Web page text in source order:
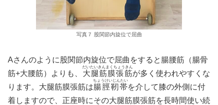
写真７ 股関節内旋位で屈曲
Aさんのように股関節内旋位で屈曲をすると腸腰筋（腸骨
筋+大腰筋）よりも、
大腿筋膜張筋
だいたいきんまくちょうきん
が多く使われやすくな
ります。大腿筋膜張筋は腸脛靭帯
ちょうけいじんたい
を介して膝の外側に付
着しますので、正座時にその大腿筋膜張筋を長時間使い続